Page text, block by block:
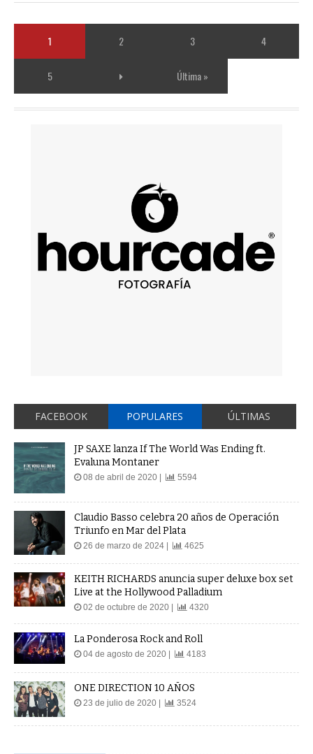
1 2 3 4
5 Última »
FACEBOOK POPULARES ÚLTIMAS
JP SAXE lanza If The World Was Ending ft.
Evaluna Montaner
08 de abril de 2020 | 5594
Claudio Basso celebra 20 años de Operación
Triunfo en Mar del Plata
26 de marzo de 2024 | 4625
KEITH RICHARDS anuncia super deluxe box set
Live at the Hollywood Palladium
02 de octubre de 2020 | 4320
La Ponderosa Rock and Roll
04 de agosto de 2020 | 4183
ONE DIRECTION 10 AÑOS
23 de julio de 2020 | 3524